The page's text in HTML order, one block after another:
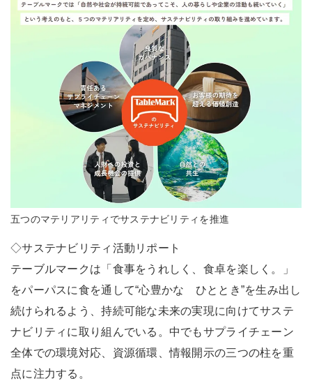
五つのマテリアリティでサステナビリティを推進
◇サステナビリティ活動リポート
テーブルマークは「食事をうれしく、食卓を楽しく。」
をパーパスに食を通して“心豊かな ひととき”を生み出し
続けられるよう、持続可能な未来の実現に向けてサステ
ナビリティに取り組んでいる。中でもサプライチェーン
全体での環境対応、資源循環、情報開示の三つの柱を重
点に注力する。